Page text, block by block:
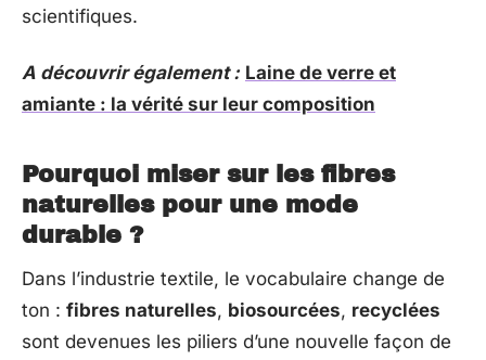
scientifiques.
A découvrir également : Laine de verre et
amiante : la vérité sur leur composition
Pourquoi miser sur les fibres
naturelles pour une mode
durable ?
Dans l’industrie textile, le vocabulaire change de
ton : fibres naturelles, biosourcées, recyclées
sont devenues les piliers d’une nouvelle façon de